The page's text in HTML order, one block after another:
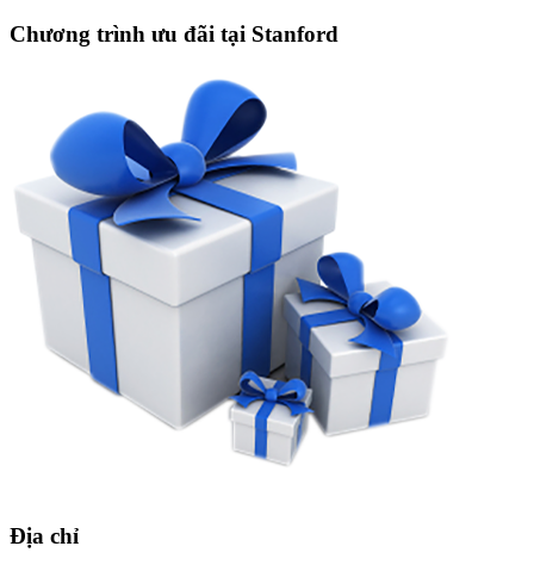
Chương trình ưu đãi tại Stanford
Địa chỉ